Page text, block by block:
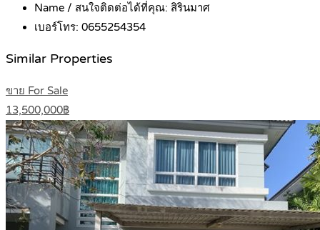
Name / สนใจติดต่อได้ที่คุณ: สิรินมาศ
เบอร์โทร: 0655254354
Similar Properties
ขาย For Sale
13,500,000฿